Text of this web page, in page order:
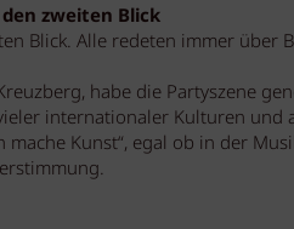
zweiten Blick
Blick. Alle redeten immer
habe die Partyszene
internationaler Kulturen
mache Kunst“, egal ob in der